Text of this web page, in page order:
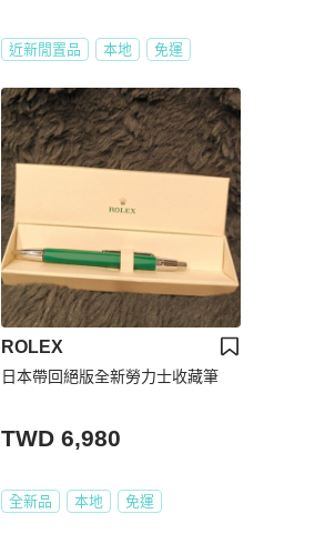
近新閒置品 本地 免運
ROLEX
日本帶回絕版全新勞力士收藏筆
TWD 6,980
全新品 本地 免運